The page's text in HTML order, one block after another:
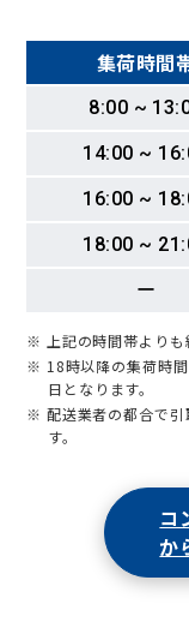
集荷時間
8:00 ~
14:00 ~
16:00 ~
18:00 ~
ー
※ 上記の時間帯よりも
※ 18時以降の集荷時
日となります。
※ 配送業者の都合で引
す。
コ
か